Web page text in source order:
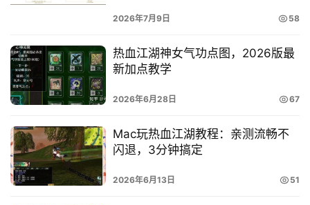
2026年7月9日 58
热血江湖神女气功点图，2026版最
新加点教学
2026年6月28日 67
Mac玩热血江湖教程：亲测流畅不
闪退，3分钟搞定
2026年6月13日 51